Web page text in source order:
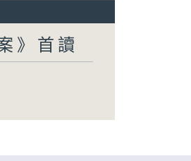
》首讀